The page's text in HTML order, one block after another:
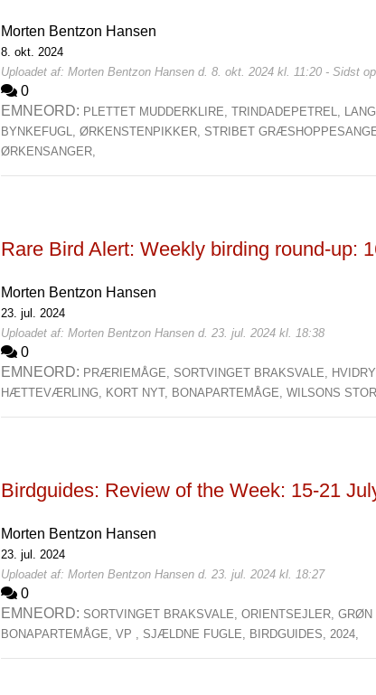
Morten Bentzon Hansen
8. okt. 2024
Uploadet af: Morten Bentzon Hansen d. 8. okt. 2024 kl. 11:20 - Sidst
0
EMNEORD: PLETTET MUDDERKLIRE,TRINDADEPETREL,
BYNKEFUGL,ØRKENSTENPIKKER, STRIBET
ØRKENSANGER,
Rare Bird Alert: Weekly birding round-up:
Morten Bentzon Hansen
23. jul. 2024
Uploadet af: Morten Bentzon Hansen d. 23. jul. 2024 kl. 18:38
0
EMNEORD: PRÆRIEMÅGE, SORTVINGET BRAKSVALE,
HÆTTEVÆRLING, KORT NYT, BONAPARTEMÅGE,WILSONS
Birdguides: Review of the Week: 15-21
Morten Bentzon Hansen
23. jul. 2024
Uploadet af: Morten Bentzon Hansen d. 23. jul. 2024 kl. 18:27
0
EMNEORD: SORTVINGET BRAKSVALE,ORIENTSEJLER,
BONAPARTEMÅGE,VP , SJÆLDNE FUGLE, BIRDGUIDES,2024,